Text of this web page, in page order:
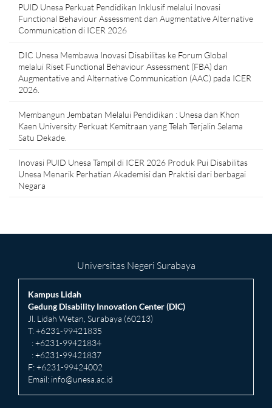
PUID Unesa Perkuat Pendidikan Inklusif melalui Inovasi
Functional Behaviour Assessment dan Augmentative Alternative
Communication di ICER 2026
DIC Unesa Membawa Inovasi Disabilitas ke Forum Global
melalui Riset Functional Behaviour Assessment (FBA) dan
Augmentative and Alternative Communication (AAC) pada ICER
2026.
Membangun Jembatan Melalui Pendidikan : Unesa dan Khon
Kaen University Perkuat Kemitraan yang Telah Terjalin Selama
Satu Dekade.
Inovasi PUID Unesa Tampil di ICER 2026 Produk Pui Disabilitas
Unesa Menarik Perhatian Akademisi dan Praktisi dari berbagai
Negara
Universitas Negeri Surabaya
Kampus Lidah
Gedung Disability Innovation Center (DIC)
Jl. Lidah Wetan, Surabaya (60213)
T: +6231-99421835
: +6231-99421834
: +6231-99421837
F: +6231-99424002
Email: info@unesa.ac.id